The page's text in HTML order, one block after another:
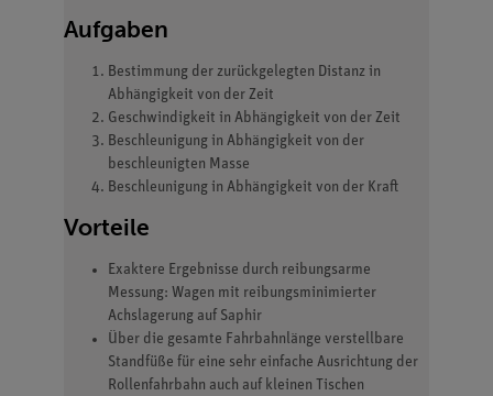
Aufgaben
Bestimmung der zurückgelegten Distanz in
Abhängigkeit von der Zeit
Geschwindigkeit in Abhängigkeit von der Zeit
Beschleunigung in Abhängigkeit von der
beschleunigten Masse
Beschleunigung in Abhängigkeit von der Kraft
Vorteile
Exaktere Ergebnisse durch reibungsarme
Messung: Wagen mit reibungsminimierter
Achslagerung auf Saphir
Über die gesamte Fahrbahnlänge verstellbare
Standfüße für eine sehr einfache Ausrichtung der
Rollenfahrbahn auch auf kleinen Tischen